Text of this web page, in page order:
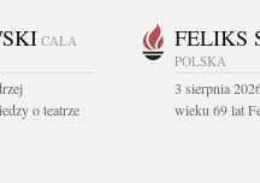
CAŁA
o teatrze
FELIKS
POLSKA
3 sierpnia
wieku 69 lat